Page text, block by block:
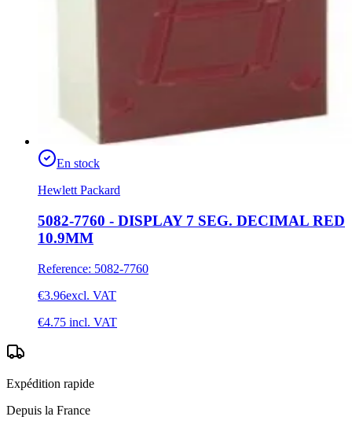
En stock
Hewlett Packard
5082-7760 - DISPLAY 7 SEG. DECIMAL RED
10.9MM
Reference: 5082-7760
€3.96excl. VAT
€4.75 incl. VAT
Expédition rapide
Depuis la France